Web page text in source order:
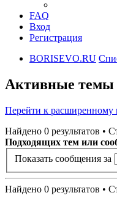
FAQ
Вход
Регистрация
BORISEVO.RU
Активные темы
Перейти к расширенному
Найдено 0 результатов •
Подходящих тем или
Показать сообщения за
Найдено 0 результатов •